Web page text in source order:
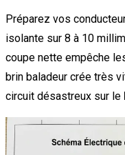
Préparez vos
isolante sur 8 à 10
coupe nette empêche
brin baladeur crée très
circuit désastreux sur le